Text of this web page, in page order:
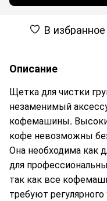
В избранное
Описание
Щетка для чистки
незаменимый
кофемашины.
кофе невозможны
Она необходима как
для
так как все
требуют регулярного